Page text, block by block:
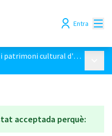
Entra
Disseny d'un joc sobre cultura i patrimoni cultural d'Esplugues
acceptada perquè: